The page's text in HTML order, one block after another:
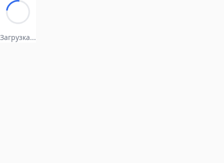
Загрузка...